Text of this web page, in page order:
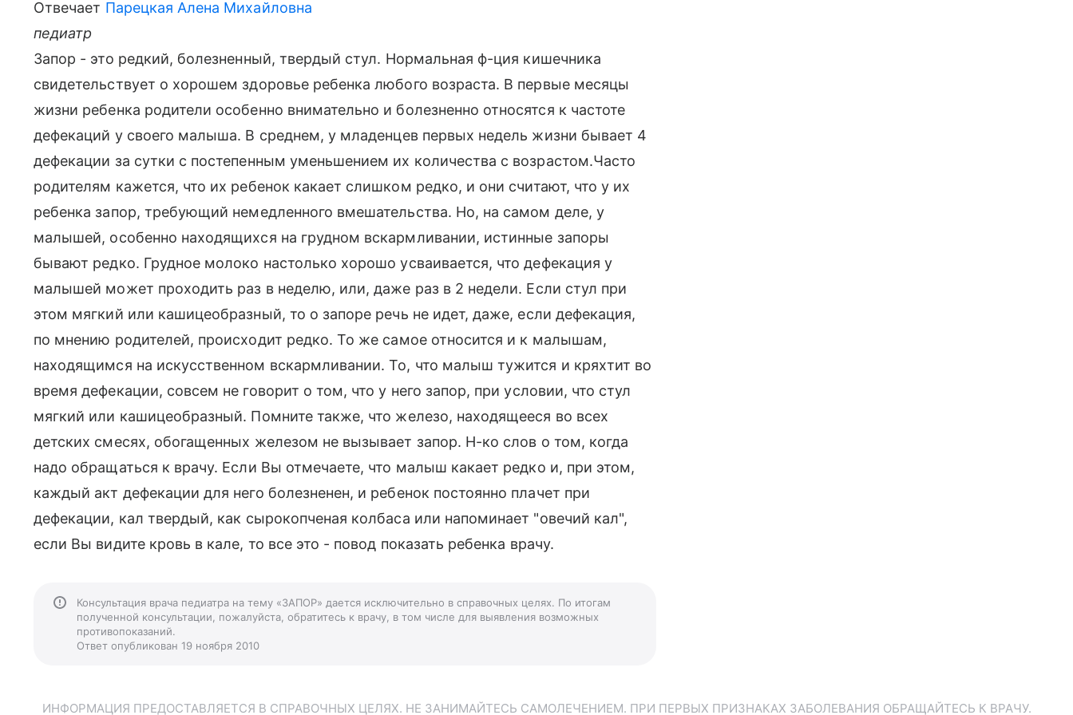
Отвечает Парецкая Алена Михайловна
педиатр
Запор - это редкий, болезненный, твердый стул. Нормальная ф-ция кишечника
свидетельствует о хорошем здоровье ребенка любого возраста. В первые месяцы
жизни ребенка родители особенно внимательно и болезненно относятся к частоте
дефекаций у своего малыша. В среднем, у младенцев первых недель жизни бывает 4
дефекации за сутки с постепенным уменьшением их количества с возрастом.Часто
родителям кажется, что их ребенок какает слишком редко, и они считают, что у их
ребенка запор, требующий немедленного вмешательства. Но, на самом деле, у
малышей, особенно находящихся на грудном вскармливании, истинные запоры
бывают редко. Грудное молоко настолько хорошо усваивается, что дефекация у
малышей может проходить раз в неделю, или, даже раз в 2 недели. Если стул при
этом мягкий или кашицеобразный, то о запоре речь не идет, даже, если дефекация,
по мнению родителей, происходит редко. То же самое относится и к малышам,
находящимся на искусственном вскармливании. То, что малыш тужится и кряхтит во
время дефекации, совсем не говорит о том, что у него запор, при условии, что стул
мягкий или кашицеобразный. Помните также, что железо, находящееся во всех
детских смесях, обогащенных железом не вызывает запор. Н-ко слов о том, когда
надо обращаться к врачу. Если Вы отмечаете, что малыш какает редко и, при этом,
каждый акт дефекации для него болезненен, и ребенок постоянно плачет при
дефекации, кал твердый, как сырокопченая колбаса или напоминает "овечий кал",
если Вы видите кровь в кале, то все это - повод показать ребенка врачу.
Консультация врача педиатра на тему «ЗАПОР» дается исключительно в справочных целях. По итогам
полученной консультации, пожалуйста, обратитесь к врачу, в том числе для выявления возможных
противопоказаний.
Ответ опубликован 19 ноября 2010
ИНФОРМАЦИЯ ПРЕДОСТАВЛЯЕТСЯ В СПРАВОЧНЫХ ЦЕЛЯХ. НЕ ЗАНИМАЙТЕСЬ САМОЛЕЧЕНИЕМ. ПРИ ПЕРВЫХ ПРИЗНАКАХ ЗАБОЛЕВАНИЯ ОБРАЩАЙТЕСЬ К ВРАЧУ.